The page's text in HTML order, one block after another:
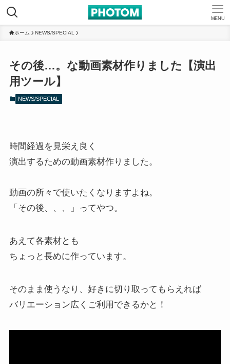
MENU
ホーム NEWS/SPECIAL
その後…。な動画素材作りました【演出
用ツール】
NEWS/SPECIAL
時間経過を見栄え良く
演出するための動画素材作りました。
動画の所々で使いたくなりますよね。
「その後、、、」ってやつ。
あえて各素材とも
ちょっと長めに作っています。
そのまま使うなり、好きに切り取ってもらえれば
バリエーション広くご利用できるかと！